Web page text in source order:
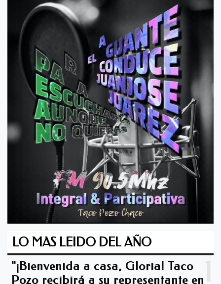
LO MAS LEIDO DEL AÑO
"¡Bienvenida a casa, Gloria! Taco
Pozo recibirá a su representante en